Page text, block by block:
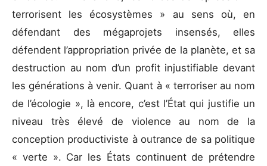
terrorisent les écosystèmes » au sens où, en
défendant des mégaprojets insensés, elles
défendent l’appropriation privée de la planète, et sa
destruction au nom d’un profit injustifiable devant
les générations à venir. Quant à « terroriser au nom
de l’écologie », là encore, c’est l’État qui justifie un
niveau très élevé de violence au nom de la
conception productiviste à outrance de sa politique
« verte ». Car les États continuent de prétendre